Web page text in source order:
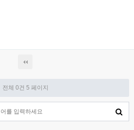
전체 0건 5 페이지